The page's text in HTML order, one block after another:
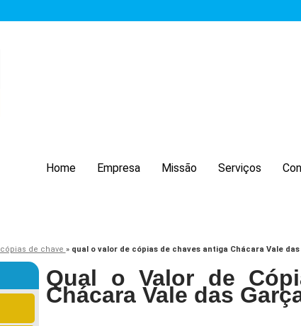
Home Empresa Missão Serviços
cópias de chave » qual o valor de cópias de chaves antiga Chácara Vale das
Qual o Valor de
Chácara Vale das